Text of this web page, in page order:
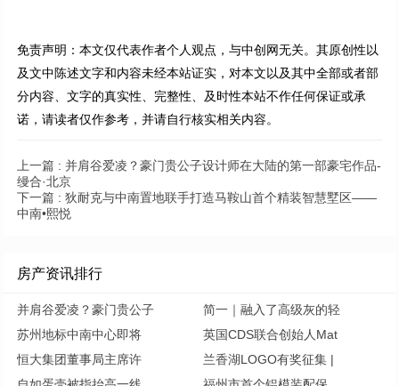
免责声明：本文仅代表作者个人观点，与中创网无关。其原创性以
及文中陈述文字和内容未经本站证实，对本文以及其中全部或者部
分内容、文字的真实性、完整性、及时性本站不作任何保证或承
诺，请读者仅作参考，并请自行核实相关内容。
上一篇 : 并肩谷爱凌？豪门贵公子设计师在大陆的第一部豪宅作品-
缦合·北京
下一篇 : 狄耐克与中南置地联手打造马鞍山首个精装智慧墅区——
中南•熙悦
房产资讯排行
并肩谷爱凌？豪门贵公子
简一｜融入了高级灰的轻
苏州地标中南中心即将
英国CDS联合创始人Mat
恒大集团董事局主席许
兰香湖LOGO有奖征集 |